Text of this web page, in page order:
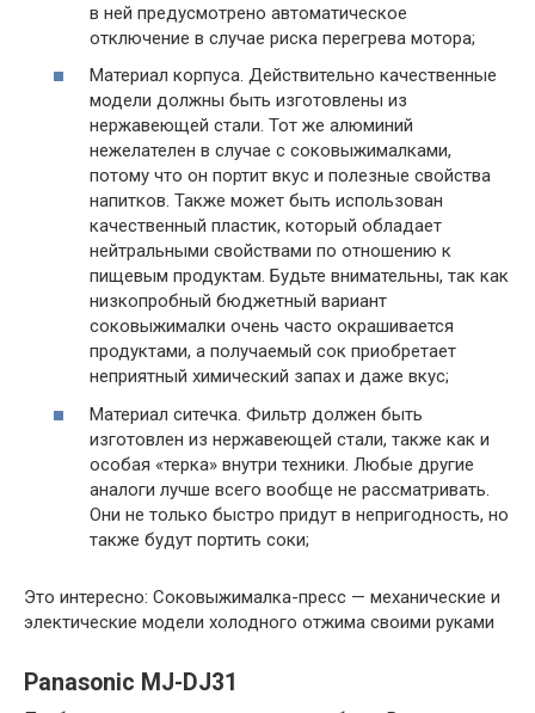
в ней предусмотрено автоматическое
отключение в случае риска перегрева мотора;
Материал корпуса. Действительно качественные
модели должны быть изготовлены из
нержавеющей стали. Тот же алюминий
нежелателен в случае с соковыжималками,
потому что он портит вкус и полезные свойства
напитков. Также может быть использован
качественный пластик, который обладает
нейтральными свойствами по отношению к
пищевым продуктам. Будьте внимательны, так как
низкопробный бюджетный вариант
соковыжималки очень часто окрашивается
продуктами, а получаемый сок приобретает
неприятный химический запах и даже вкус;
Материал ситечка. Фильтр должен быть
изготовлен из нержавеющей стали, также как и
особая «терка» внутри техники. Любые другие
аналоги лучше всего вообще не рассматривать.
Они не только быстро придут в непригодность, но
также будут портить соки;
Это интересно: Соковыжималка-пресс — механические и
электические модели холодного отжима своими руками
Panasonic MJ-DJ31